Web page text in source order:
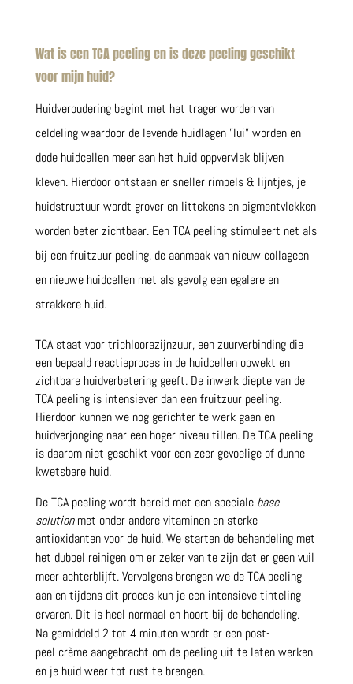
Wat is een TCA peeling en is deze peeling geschikt
voor mijn huid?
Huidveroudering begint met het trager worden van
celdeling waardoor de levende huidlagen ”lui” worden en
dode huidcellen meer aan het huid oppvervlak blijven
kleven. Hierdoor ontstaan er sneller rimpels & lijntjes, je
huidstructuur wordt grover en littekens en pigmentvlekken
worden beter zichtbaar. Een TCA peeling stimuleert net als
bij een fruitzuur peeling, de aanmaak van nieuw collageen
en nieuwe huidcellen met als gevolg een egalere en
strakkere huid.
TCA staat voor trichloorazijnzuur, een zuurverbinding die
een bepaald reactieproces in de huidcellen opwekt en
zichtbare huidverbetering geeft. De inwerk diepte van de
TCA peeling is intensiever dan een fruitzuur peeling.
Hierdoor kunnen we nog gerichter te werk gaan en
huidverjonging naar een hoger niveau tillen. De TCA peeling
is daarom niet geschikt voor een zeer gevoelige of dunne
kwetsbare huid.
De TCA peeling wordt bereid met een speciale base
solutionmet onder andere vitaminen en sterke
antioxidanten voor de huid. We starten de behandeling met
het dubbel reinigen om er zeker van te zijn dat er geen vuil
meer achterblijft. Vervolgens brengen we de TCA peeling
aan en tijdens dit proces kun je een intensieve tinteling
ervaren. Dit is heel normaal en hoort bij de behandeling.
Na gemiddeld 2 tot 4 minuten wordt er een post-
peel crème aangebracht om de peeling uit te laten werken
en je huid weer tot rust te brengen.